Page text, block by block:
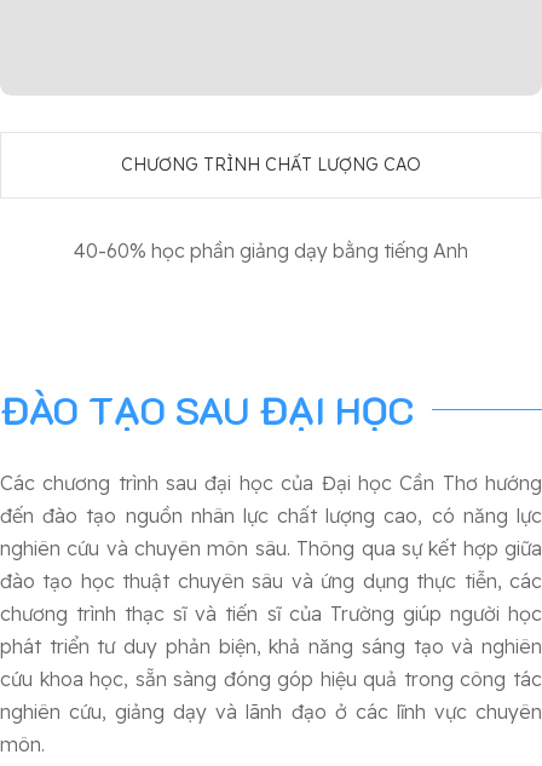
CHƯƠNG TRÌNH CHẤT LƯỢNG CAO
40-60% học phần giảng dạy bằng tiếng Anh
ĐÀO TẠO SAU ĐẠI HỌC
Các chương trình sau đại học của Đại học Cần Thơ hướng
đến đào tạo nguồn nhân lực chất lượng cao, có năng lực
nghiên cứu và chuyên môn sâu. Thông qua sự kết hợp giữa
đào tạo học thuật chuyên sâu và ứng dụng thực tiễn, các
chương trình thạc sĩ và tiến sĩ của Trường giúp người học
phát triển tư duy phản biện, khả năng sáng tạo và nghiên
cứu khoa học, sẵn sàng đóng góp hiệu quả trong công tác
nghiên cứu, giảng dạy và lãnh đạo ở các lĩnh vực chuyên
môn.